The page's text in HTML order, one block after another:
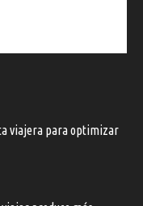
viajera para optimizar